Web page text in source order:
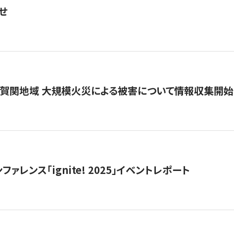
賀関地域 大規模火災による被害について情報収集開始
ァレンス「ignite! 2025」イベントレポート